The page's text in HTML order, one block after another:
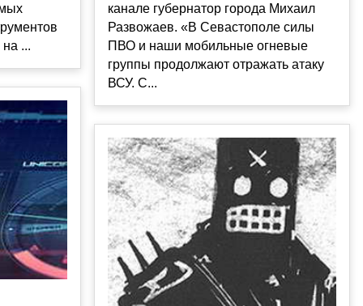
...
канале губернатор города Михаил
Развожаев. «В Севастополе силы
ПВО и наши мобильные огневые
группы продолжают отражать атаку
ВСУ. С...